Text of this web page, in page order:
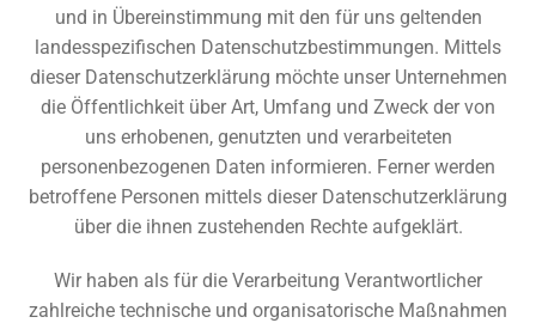
und in Übereinstimmung mit den für uns geltenden
landesspezifischen Datenschutzbestimmungen. Mittels
dieser Datenschutzerklärung möchte unser Unternehmen
die Öffentlichkeit über Art, Umfang und Zweck der von
uns erhobenen, genutzten und verarbeiteten
personenbezogenen Daten informieren. Ferner werden
betroffene Personen mittels dieser Datenschutzerklärung
über die ihnen zustehenden Rechte aufgeklärt.
Wir haben als für die Verarbeitung Verantwortlicher
zahlreiche technische und organisatorische Maßnahmen